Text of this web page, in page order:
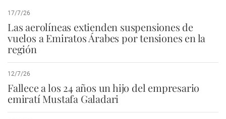
17/7/26
Las aerolíneas extienden suspensiones de
vuelos a Emiratos Árabes por tensiones en la
región
12/7/26
Fallece a los 24 años un hijo del empresario
emiratí Mustafa Galadari